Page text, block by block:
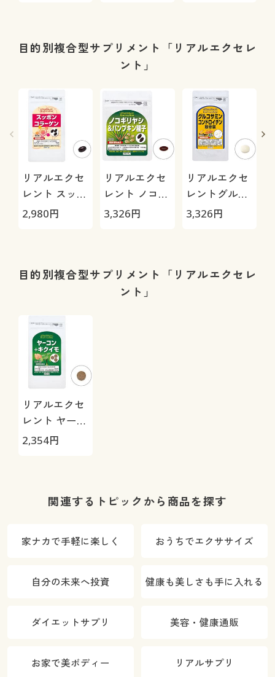
目的別複合型サプリメント「リアルエクセレ
ント」
リアルエクセ
レント スッポ
ンコラーゲン
2,980円
リアルエクセ
レント ノコギ
リヤシ&パン
3,326円
リアルエクセ
レントグルコ
サミンコンド
3,326円
目的別複合型サプリメント「リアルエクセレ
ント」
リアルエクセ
レント ヤーコ
ン+キクイモ
2,354円
関連するトピックから商品を探す
家ナカで手軽に楽しく おうちでエクササイズ
自分の未来へ投資 健康も美しさも手に入れる
ダイエットサプリ 美容・健康通販
お家で美ボディー リアルサプリ